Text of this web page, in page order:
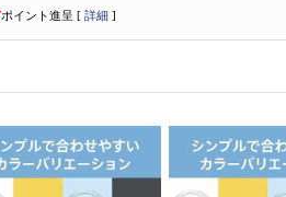
ポイント進呈 [ 詳細 ]